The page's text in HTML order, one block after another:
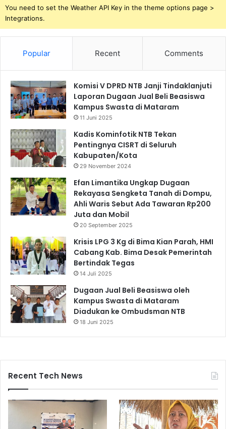
You need to set the Weather API Key in the theme options page >
Integrations.
Popular Recent Comments
Komisi V DPRD NTB Janji Tindaklanjuti
Laporan Dugaan Jual Beli Beasiswa
Kampus Swasta di Mataram
11 Juni 2025
Kadis Kominfotik NTB Tekan
Pentingnya CISRT di Seluruh
Kabupaten/Kota
29 November 2024
Efan Limantika Ungkap Dugaan
Rekayasa Sengketa Tanah di Dompu,
Ahli Waris Sebut Ada Tawaran Rp200
Juta dan Mobil
20 September 2025
Krisis LPG 3 Kg di Bima Kian Parah, HMI
Cabang Kab. Bima Desak Pemerintah
Bertindak Tegas
14 Juli 2025
Dugaan Jual Beli Beasiswa oleh
Kampus Swasta di Mataram
Diadukan ke Ombudsman NTB
18 Juni 2025
Recent Tech News